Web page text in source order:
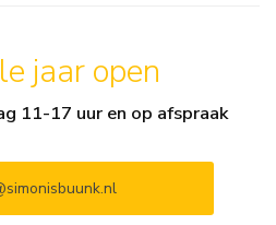
jaar open
11-17 uur en op afspraak